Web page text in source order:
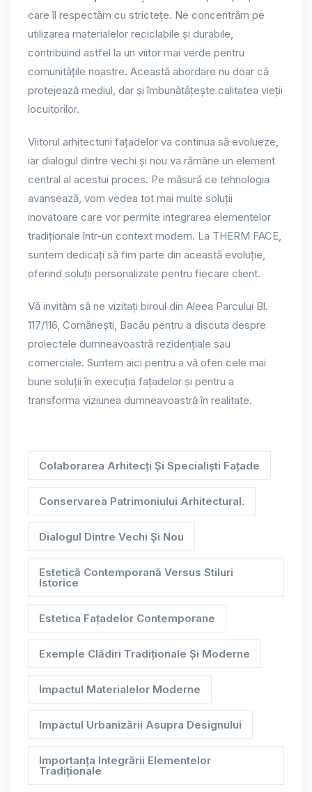
care îl respectăm cu strictețe. Ne concentrăm pe
utilizarea materialelor reciclabile și durabile,
contribuind astfel la un viitor mai verde pentru
comunitățile noastre. Această abordare nu doar că
protejează mediul, dar și îmbunătățește calitatea vieții
locuitorilor.
Viitorul arhitecturii fațadelor va continua să evolueze,
iar dialogul dintre vechi și nou va rămâne un element
central al acestui proces. Pe măsură ce tehnologia
avansează, vom vedea tot mai multe soluții
inovatoare care vor permite integrarea elementelor
tradiționale într-un context modern. La THERM FACE,
suntem dedicați să fim parte din această evoluție,
oferind soluții personalizate pentru fiecare client.
Vă invităm să ne vizitați biroul din Aleea Parcului Bl.
117/116, Comănești, Bacău pentru a discuta despre
proiectele dumneavoastră rezidențiale sau
comerciale. Suntem aici pentru a vă oferi cele mai
bune soluții în execuția fațadelor și pentru a
transforma viziunea dumneavoastră în realitate.
Colaborarea Arhitecți Și Specialiști Fațade
Conservarea Patrimoniului Arhitectural.
Dialogul Dintre Vechi Și Nou
Estetică Contemporană Versus Stiluri
Istorice
Estetica Fațadelor Contemporane
Exemple Clădiri Tradiționale Și Moderne
Impactul Materialelor Moderne
Impactul Urbanizării Asupra Designului
Importanța Integrării Elementelor
Tradiționale